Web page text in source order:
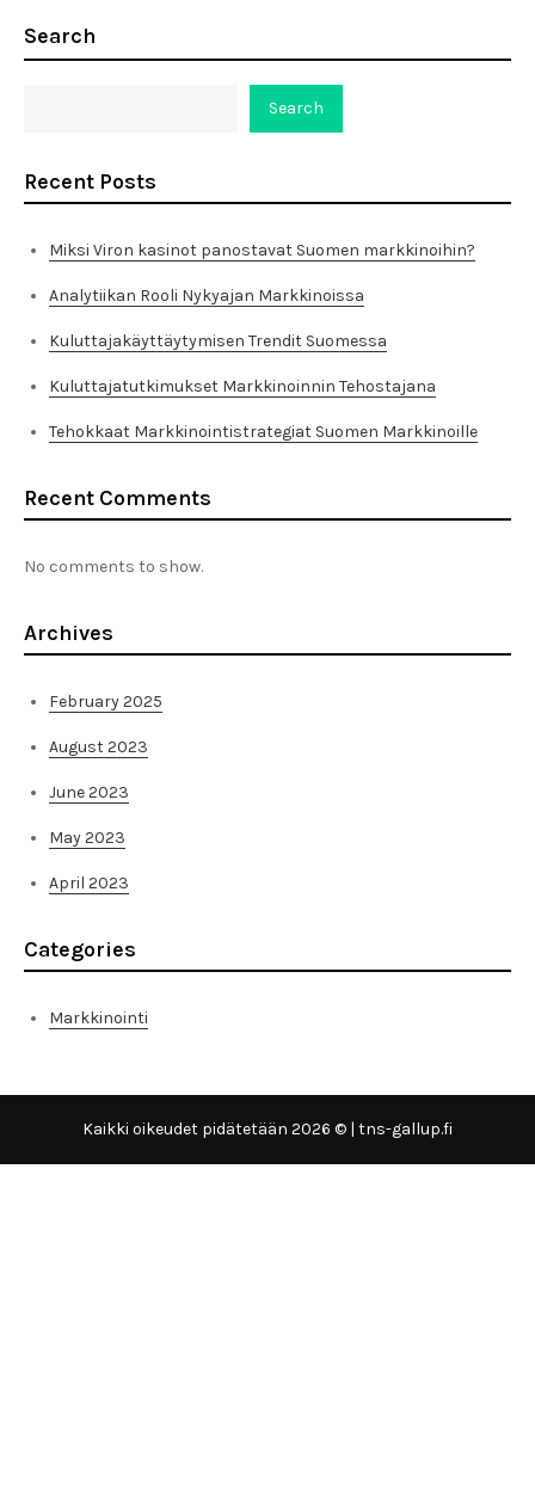
Search
Search
Recent Posts
Miksi Viron kasinot panostavat Suomen markkinoihin?
Analytiikan Rooli Nykyajan Markkinoissa
Kuluttajakäyttäytymisen Trendit Suomessa
Kuluttajatutkimukset Markkinoinnin Tehostajana
Tehokkaat Markkinointistrategiat Suomen Markkinoille
Recent Comments
No comments to show.
Archives
February 2025
August 2023
June 2023
May 2023
April 2023
Categories
Markkinointi
Kaikki oikeudet pidätetään 2026 © | tns-gallup.fi